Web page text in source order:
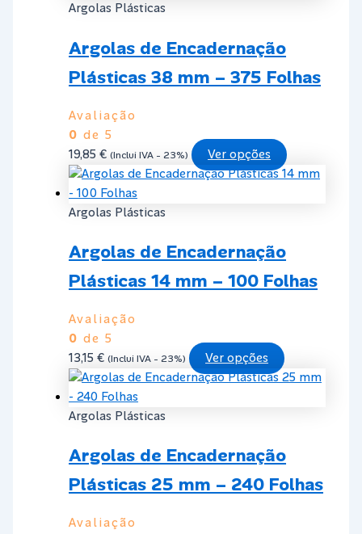
The
may
on
the
product
Argolas Plásticas
Argolas de Encadernação
Plásticas 38 mm – 375 Folhas
Avaliação
0 de 5
19,85€ (Inclui IVA - 23%) Ver opções
This
product
may
product
Argolas Plásticas
Argolas de Encadernação
Plásticas 14 mm – 100 Folhas
Avaliação
0 de 5
13,15€ (Inclui IVA - 23%) Ver opções
This
product
The
may
Argolas Plásticas
Argolas de Encadernação
Plásticas 25 mm – 240 Folhas
Avaliação